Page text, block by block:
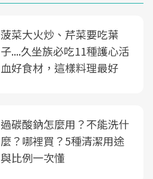
菠菜大火炒、芹菜要吃葉
子....久坐族必吃11種護心活
血好食材，這樣料理最好
過碳酸鈉怎麼用？不能洗什
麼？哪裡買？5種清潔用途
與比例一次懂